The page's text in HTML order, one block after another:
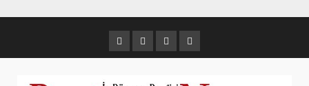
content
Twitterİnstagram
LinkedinFacebook